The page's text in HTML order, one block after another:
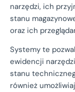
narzędzi, ich
stanu
oraz ich
Systemy te
ewidencji
stanu
również